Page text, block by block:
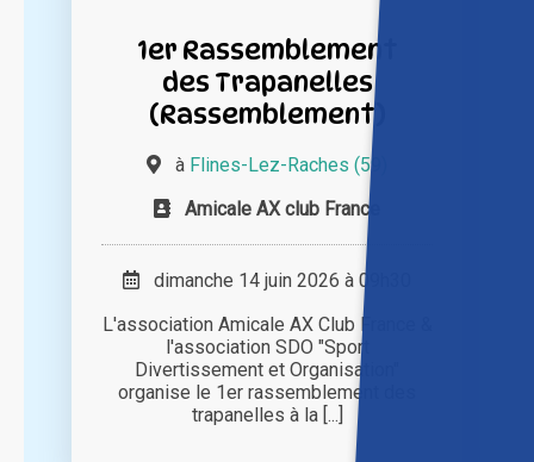
1er Rassemblement
des Trapanelles
(Rassemblement)
à Flines-Lez-Raches (59)
Amicale AX club France
dimanche 14 juin 2026 à 09h30
L'association Amicale AX Club France &
l'association SDO "Sport
Divertissement et Organisation"
organise le 1er rassemblement des
trapanelles à la [...]